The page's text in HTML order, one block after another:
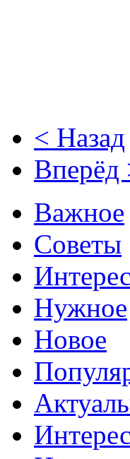
< Назад
Вперёд
Важное
Советы
Нужное
Новое